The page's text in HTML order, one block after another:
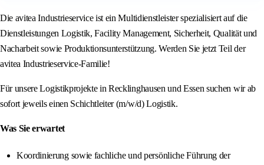
Die avitea Industrieservice ist ein Multidienstleister spezialisiert auf die
Dienstleistungen Logistik, Facility Management, Sicherheit, Qualität und
Nacharbeit sowie Produktionsunterstützung. Werden Sie jetzt Teil der
avitea Industrieservice-Familie!
Für unsere Logistikprojekte in Recklinghausen und Essen suchen wir ab
sofort jeweils einen Schichtleiter (m/w/d) Logistik.
Was Sie erwartet
Koordinierung sowie fachliche und persönliche Führung der